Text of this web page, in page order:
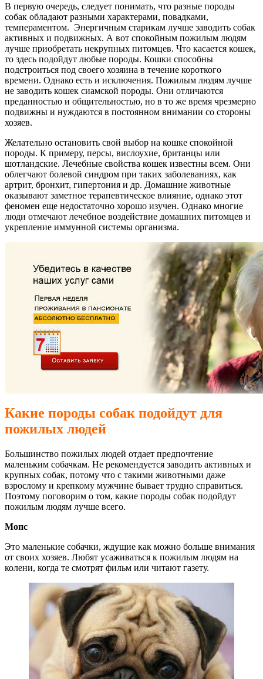
В первую очередь, следует понимать, что разные породы
собак обладают разными характерами, повадками,
темпераментом. Энергичным старикам лучше заводить собак
активных и подвижных. А вот спокойным пожилым людям
лучше приобретать некрупных питомцев. Что касается кошек,
то здесь подойдут любые породы. Кошки способны
подстроиться под своего хозяина в течение короткого
времени. Однако есть и исключения. Пожилым людям лучше
не заводить кошек сиамской породы. Они отличаются
преданностью и общительностью, но в то же время чрезмерно
подвижны и нуждаются в постоянном внимании со стороны
хозяев.
Желательно остановить свой выбор на кошке спокойной
породы. К примеру, персы, вислоухие, британцы или
шотландские. Лечебные свойства кошек известны всем. Они
облегчают болевой синдром при таких заболеваниях, как
артрит, бронхит, гипертония и др. Домашние животные
оказывают заметное терапевтическое влияние, однако этот
феномен еще недостаточно хорошо изучен. Однако многие
люди отмечают лечебное воздействие домашних питомцев и
укрепление иммунной системы организма.
Какие породы собак подойдут для
пожилых людей
Большинство пожилых людей отдает предпочтение
маленьким собачкам. Не рекомендуется заводить активных и
крупных собак, потому что с такими животными даже
взрослому и крепкому мужчине бывает трудно справиться.
Поэтому поговорим о том, какие породы собак подойдут
пожилым людям лучше всего.
Мопс
Это маленькие собачки, ждущие как можно больше внимания
от своих хозяев. Любят усаживаться к пожилым людям на
колени, когда те смотрят фильм или читают газету.